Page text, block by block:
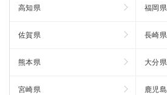
高知県 福岡県
佐賀県 長崎県
熊本県 大分県
宮崎県 鹿児